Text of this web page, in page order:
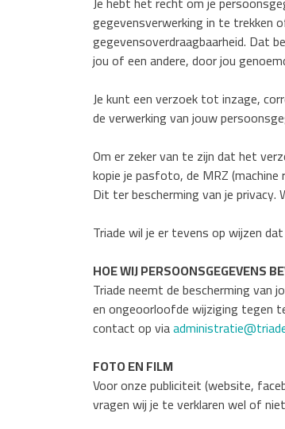
gegevensverwerking in te trekken
gegevensoverdraagbaarheid. Dat
jou of een andere, door jou
Je kunt een verzoek tot inzage,
de verwerking van jouw
Om er zeker van te zijn dat het
kopie je pasfoto, de MRZ
Dit ter bescherming van je privacy.
Triade wil je er tevens op wijzen
HOE WIJ PERSOONSGEGEVENS
Triade neemt de bescherming van
en ongeoorloofde wijziging tegen
contact op via
FOTO EN FILM
Voor onze publiciteit (website,
vragen wij je te verklaren wel of